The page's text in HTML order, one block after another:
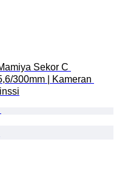
Sekor C
300mm | Kameran
linssi